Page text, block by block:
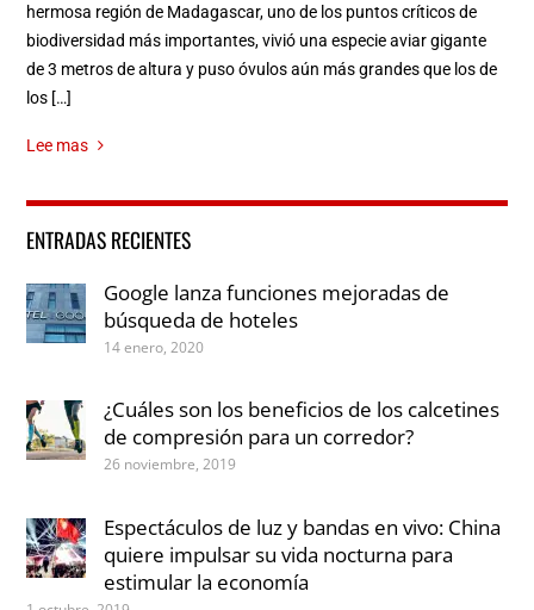
hermosa región de Madagascar, uno de los puntos críticos de
biodiversidad más importantes, vivió una especie aviar gigante
de 3 metros de altura y puso óvulos aún más grandes que los de
los […]
Lee mas
ENTRADAS RECIENTES
Google lanza funciones mejoradas de
búsqueda de hoteles
14 enero, 2020
¿Cuáles son los beneficios de los calcetines
de compresión para un corredor?
26 noviembre, 2019
Espectáculos de luz y bandas en vivo: China
quiere impulsar su vida nocturna para
estimular la economía